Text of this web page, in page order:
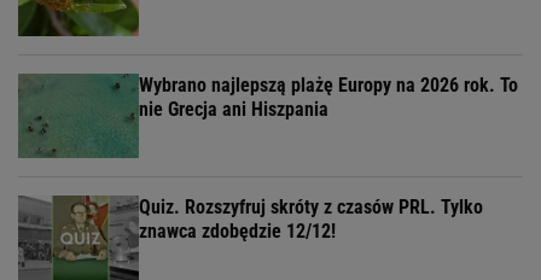
Wybrano najlepszą plażę Europy na 2026 rok. To
nie Grecja ani Hiszpania
Quiz. Rozszyfruj skróty z czasów PRL. Tylko
znawca zdobędzie 12/12!